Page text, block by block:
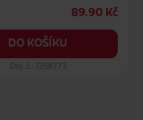
89.90 Kč
DO KOŠÍKU
Obj. č.: 1358773